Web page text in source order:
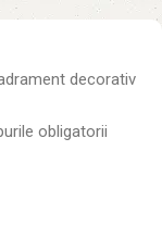
decorativ
obligatorii